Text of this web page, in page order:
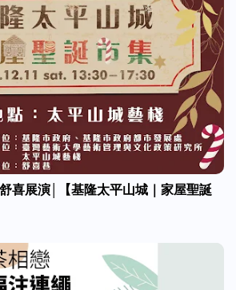
喜展演│【基隆太平山城｜家屋聖誕